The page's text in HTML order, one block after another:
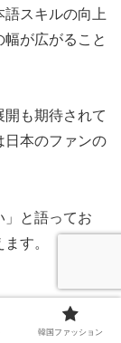
スキルの向上
幅が広がること
も期待されて
日本のファンの
」と語ってお
す。
での布石
韓国ファッション